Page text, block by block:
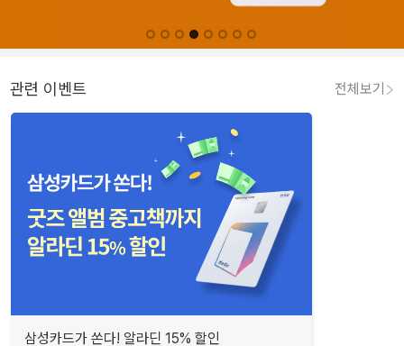
관련 이벤트 전체보기
삼성카드가 쏜다! 알라딘 15% 할인